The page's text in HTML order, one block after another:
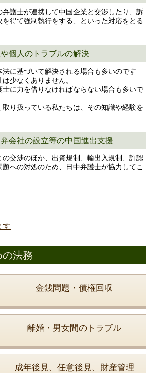
護士が連携して中国企業と交渉したり、訴
得て強制執行をする、といった対応をとる
個人のトラブルの解決
に基づいて解決される場合も多いのです
少なくありません。
に力を借りなければならない場合も多いで
り扱っている私たちは、その知識や経験を
会社の設立等の中国進出支援
交渉のほか、出資規制、輸出入規制、許認
への対処のため、日中弁護士が協力してこ
す
法務
金銭問題・債権回収
離婚・男女間のトラブル
成年後見、任意後見、財産管理